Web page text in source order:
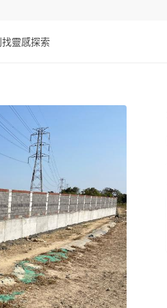
找靈感探索